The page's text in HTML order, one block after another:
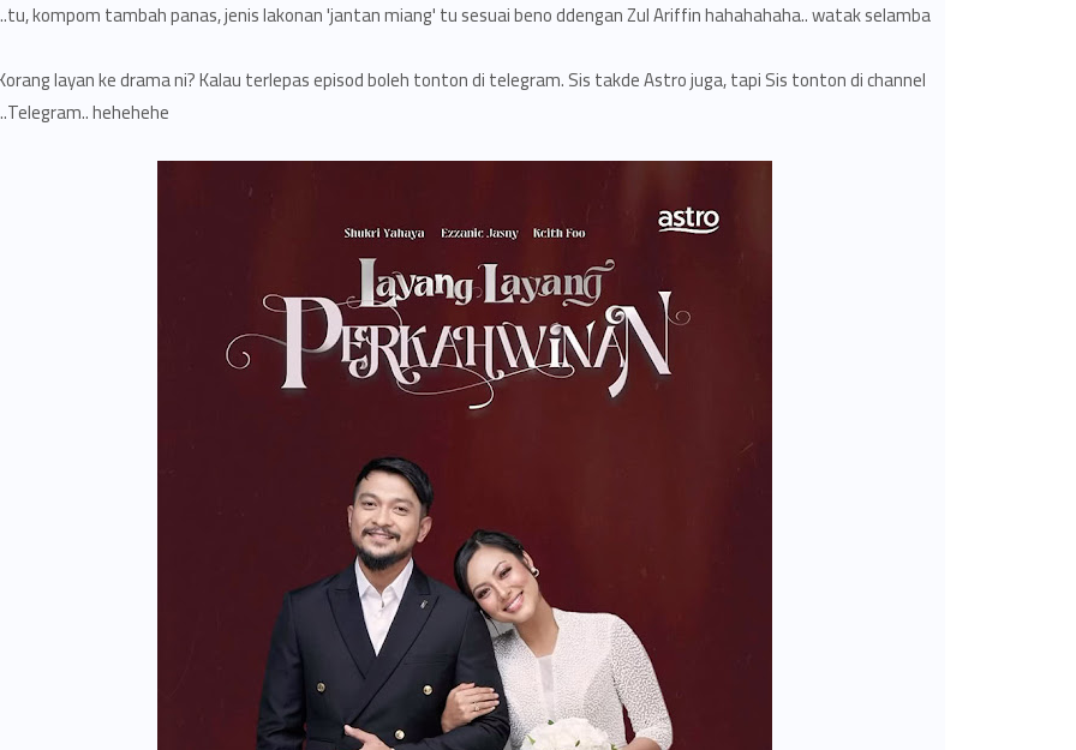
tu, kompom tambah panas, jenis lakonan 'jantan miang' tu sesuai beno ddengan Zul Ariffin hahahahaha.. watak selamba..
layan ke drama ni? Kalau terlepas episod boleh tonton di telegram. Sis takde Astro juga, tapi Sis tonton di channel
Telegram.. hehehehe..